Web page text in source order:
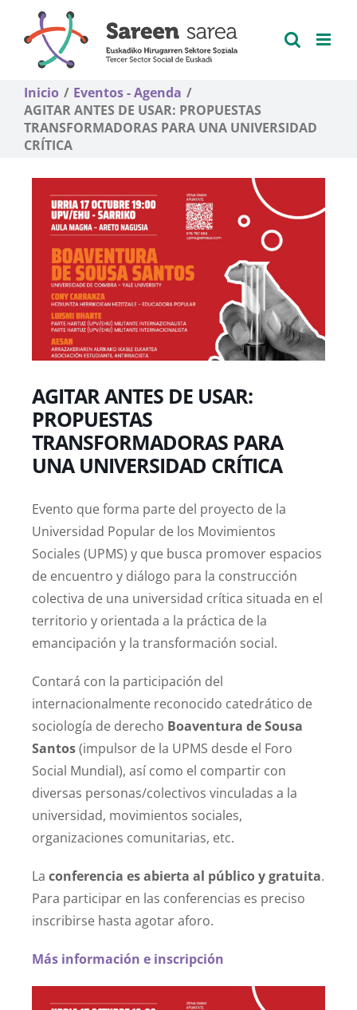
contenido
Inicio
Eventos - Agenda
AGITAR ANTES DE USAR: PROPUESTAS
TRANSFORMADORAS PARA UNA UNIVERSIDAD
CRÍTICA
AGITAR ANTES DE USAR:
PROPUESTAS
TRANSFORMADORAS PARA
UNA UNIVERSIDAD CRÍTICA
Evento que forma parte del proyecto de la
Universidad Popular de los Movimientos
Sociales (UPMS) y que busca promover espacios
de encuentro y diálogo para la construcción
colectiva de una universidad crítica situada en el
territorio y orientada a la práctica de la
emancipación y la transformación social.
Contará con la participación del
internacionalmente reconocido catedrático de
sociología de derecho Boaventura de Sousa
Santos(impulsor de la UPMS desde el Foro
Social Mundial), así como el compartir con
diversas personas/colectivos vinculadas a la
universidad, movimientos sociales,
organizaciones comunitarias, etc.
La conferencia es abierta al público y gratuita.
Para participar en las conferencias es preciso
inscribirse hasta agotar aforo.
Más información e inscripción